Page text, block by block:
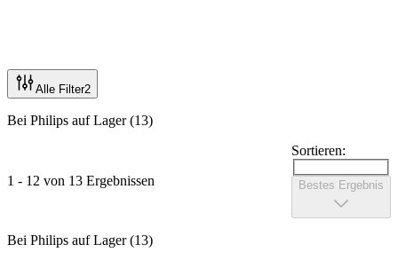
Alle Filter2
Bei Philips auf Lager (13)
1 - 12 von 13 Ergebnissen
Sortieren:
Bestes Ergebnis
Bei Philips auf Lager (13)